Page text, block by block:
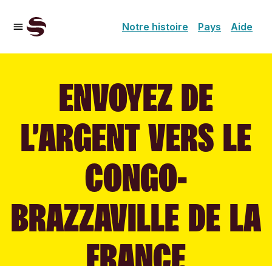
Notre histoire Pays Aide
ENVOYEZ DE
L’ARGENT VERS LE
CONGO-
BRAZZAVILLE DE LA